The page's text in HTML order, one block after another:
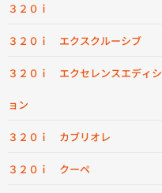
３２０ｉ
３２０ｉ エクスクルーシブ
３２０ｉ エクセレンスエディシ
ョン
３２０ｉ カブリオレ
３２０ｉ クーペ